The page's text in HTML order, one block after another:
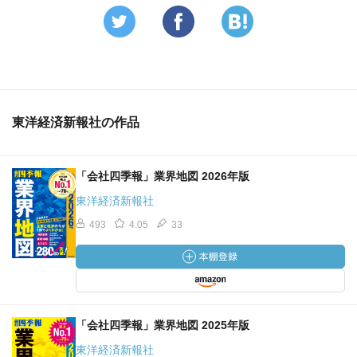
東洋経済新報社の作品
「会社四季報」業界地図 2026年版
東洋経済新報社
493 4.05 33
「会社四季報」業界地図 2025年版
東洋経済新報社